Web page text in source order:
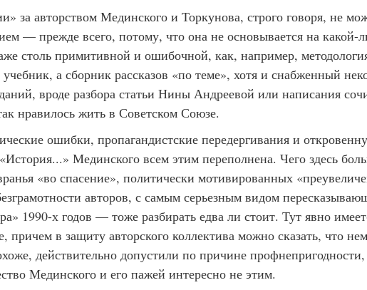
за авторством Мединского и Торкунова, строго говоря, не
— прежде всего, потому, что она не основывается на какой-
столь примитивной и ошибочной, как, например,
а сборник рассказов «по теме», хотя и снабженный
вроде разбора статьи Нины Андреевой или написания
нравилось жить в Советском Союзе.
ошибки, пропагандистские передергивания и
Мединского всем этим переполнена. Чего здесь
«во спасение», политически мотивированных
авторов, с самым серьезным видом
1990-х годов — тоже разбирать едва ли стоит. Тут явно
причем в защиту авторского коллектива можно сказать, что
действительно допустили по причине
Мединского и его пажей интересно не этим.